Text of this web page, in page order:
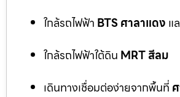
ใกล้รถไฟฟ้า BTS ศาลาแดง แ
ใกล้รถไฟฟ้าใต้ดิน MRT สีลม
เดินทางเชื่อมต่อง่ายจากพื้นที่